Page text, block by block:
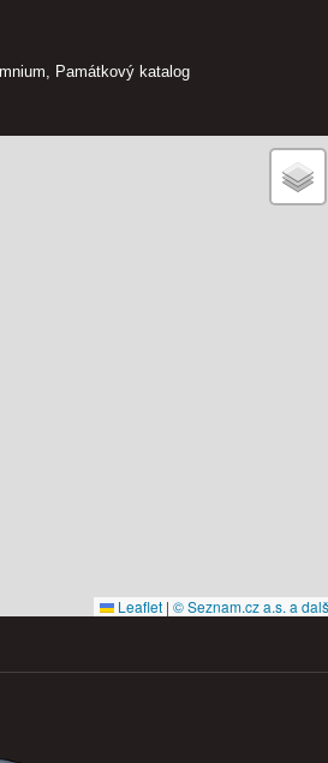
Památkový katalog
Leaflet | © Seznam.cz a.s. a